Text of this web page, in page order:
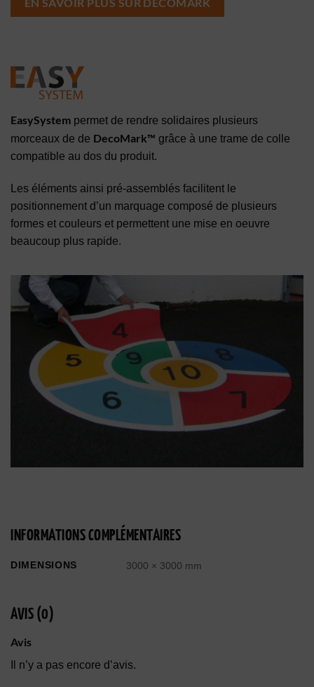
EN SAVOIR PLUS SUR DECOMARK
EasySystem permet de rendre solidaires plusieurs
morceaux de de DecoMark™ grâce à une trame de colle
compatible au dos du produit.
Les éléments ainsi pré-assemblés facilitent le
positionnement d’un marquage composé de plusieurs
formes et couleurs et permettent une mise en oeuvre
beaucoup plus rapide.
INFORMATIONS COMPLÉMENTAIRES
DIMENSIONS 3000 × 3000 mm
AVIS (0)
Avis
Il n’y a pas encore d’avis.